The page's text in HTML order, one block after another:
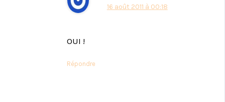
16 août 2011 à 00:18
OUI !
Répondre